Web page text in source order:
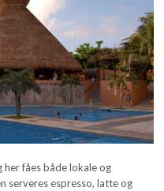
fåes både lokale og
serveres espresso, latte og